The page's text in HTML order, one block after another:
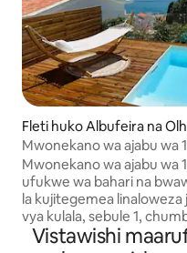
Fleti huko Albufeira na
s de Água
Mwonekano wa ajabu wa
bahari/bwawa la kuogelea
kujitegemea lenye joto
Mwonekano wa ajabu wa
ufukwe wa bahari na
la kujitegemea
vya kulala, sebule 1,
chakula, jiko 1 lenye vifaa
Vistawishi